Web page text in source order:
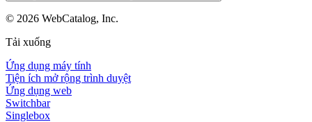
© 2026 WebCatalog, Inc.
Tải xuống
Ứng dụng máy tính
Tiện ích mở rộng trình duyệt
Ứng dụng web
Switchbar
Singlebox